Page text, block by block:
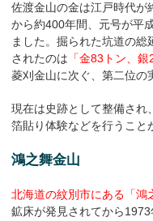
佐渡金山の金は江戸時代が
から約400年間、元号が平
ました。掘られた坑道の
されたのは 「金83トン、銀
菱刈金山に次ぐ、第二位の
現在は史跡として整備され
箔貼り体験などを行うこと
鴻之舞金山
北海道の紋別市にある「鴻
鉱床が発見されてから1973